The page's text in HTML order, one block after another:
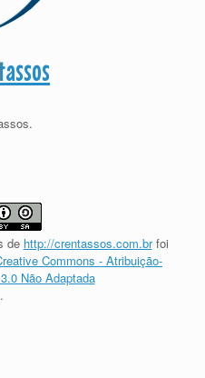
de http://crentassos.com.brfoi
Commons - Atribuição-
Não Adaptada
.